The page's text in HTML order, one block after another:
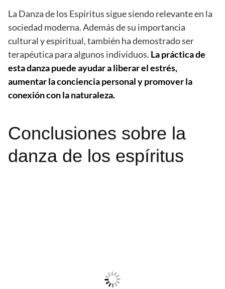
La Danza de los Espíritus sigue siendo relevante en la
sociedad moderna. Además de su importancia
cultural y espiritual, también ha demostrado ser
terapéutica para algunos individuos. La práctica de
esta danza puede ayudar a liberar el estrés,
aumentar la conciencia personal y promover la
conexión con la naturaleza.
Conclusiones sobre la
danza de los espíritus